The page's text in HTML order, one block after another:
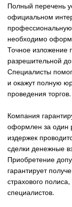
Полный перечень
официальном
необходимо
Точное изложение
разрешительной
Специалисты
и окажут полную
проведения торгов.
Компания
оформлен за один
издержек
сделки денежные
Приобретение
гарантирует
страхового
специалистов.